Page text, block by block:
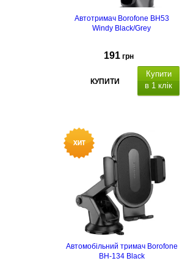
Автотримач Borofone BH53
Windy Black/Grey
191 грн
КУПИТИ
Купити
в 1 клік
Автомобільний тримач Borofone
BH-134 Black